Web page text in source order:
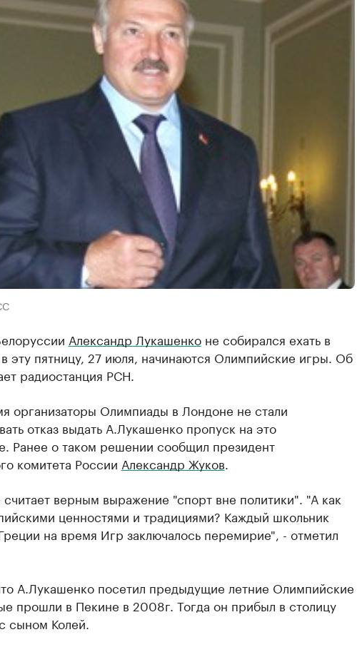
Александр Лукашенконе собирался ехать в
эту пятницу, 27 июля, начинаются Олимпийские игры. Об
радиостанция РСН.
организаторы Олимпиады в Лондоне не стали
отказ выдать А.Лукашенко пропуск на это
Ранее о таком решении сообщил президент
комитета России Александр Жуков
верным выражение "спорт вне политики". "А как
ценностями и традициями? Каждый школьник
на время Игр заключалось перемирие", - отметил
А.Лукашенко посетил предыдущие летние Олимпийские
прошли в Пекине в 2008г. Тогда он прибыл в столицу
сыном Колей.